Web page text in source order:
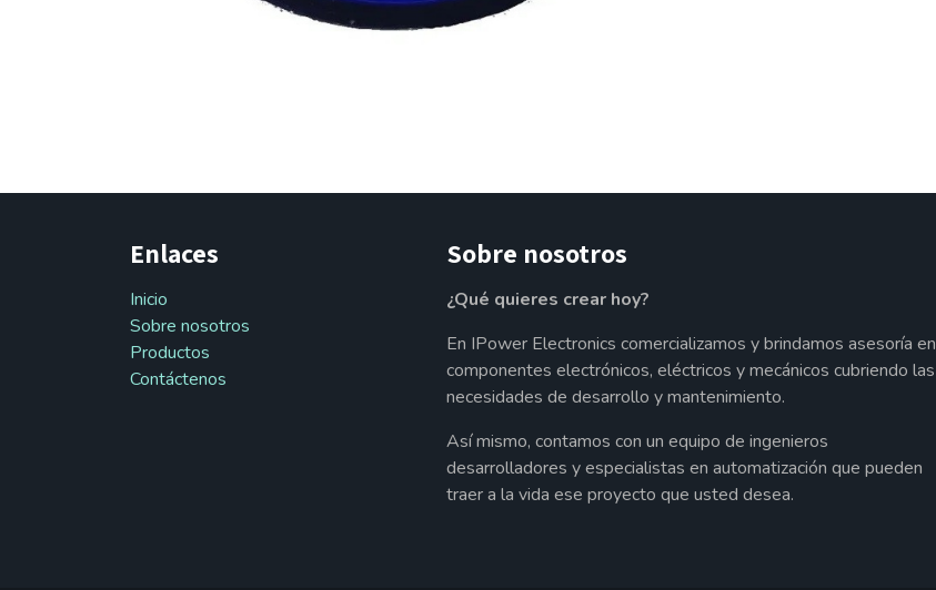
Enlaces
Inicio
Sobre nosotros
Productos
Contáctenos
Sobre nosotros
¿Qué quieres crear hoy?
En IPower Electronics comercializamos y brindamos asesoría en
componentes electrónicos, eléctricos y mecánicos cubriendo las
necesidades de desarrollo y mantenimiento.
Así mismo, contamos con un equipo de ingenieros
desarrolladores y especialistas en automatización que pueden
traer a la vida ese proyecto que usted desea.